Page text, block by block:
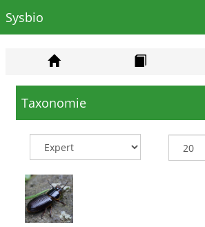
Sysbio
Taxonomie